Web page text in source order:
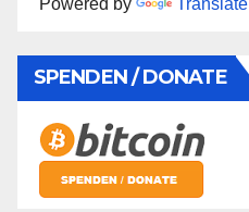
Powered by Translate
SPENDEN / DONATE